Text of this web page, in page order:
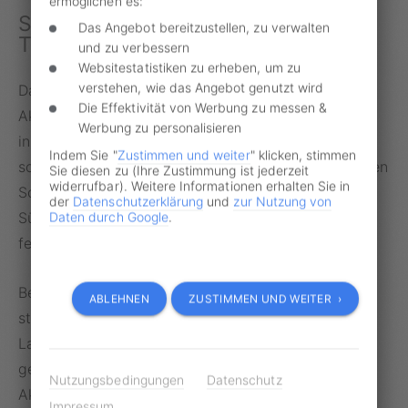
Sicherheitsbehörden nahmen
Tatverdächtige fest
Dass sich der Verdacht gegen radikale Klima-
Aktivisten nicht erhärtet, davon gehen laut Spiegel
inzwischen auch die Sicherheitsbehörden aus. So
sollen bei einer Polizeikontrolle im brandenburgischen
Schönefeld im Dezember drei Verdächtige aus
Süddeutschland in der Nähe eines Tatorts
festgenommen worden sein.
Bei anschließenden Wohnungsdurchsuchungen
stellten die Ermittler Bauschaumdosen, Handys und
Laptops sicher. Einer der Beschuldigten soll bereits
gestanden haben, dass ein Russe Drahtzieher der
Aktion gewesen sei. Über einen Messengerdienst
Das Angebot bereitzustellen, zu verwalten
und zu verbessern
Websitestatistiken zu erheben, um zu
verstehen, wie das Angebot genutzt wird
Die Effektivität von Werbung zu messen &
Werbung zu personalisieren
Indem Sie "Zustimmen und weiter" klicken, stimmen
Sie diesen zu (Ihre Zustimmung ist jederzeit
widerrufbar). Weitere Informationen erhalten Sie in
der Datenschutzerklärung und zur Nutzung von
Daten durch Google.
ABLEHNEN ZUSTIMMEN UND WEITER ›
Nutzungsbedingungen
Datenschutz